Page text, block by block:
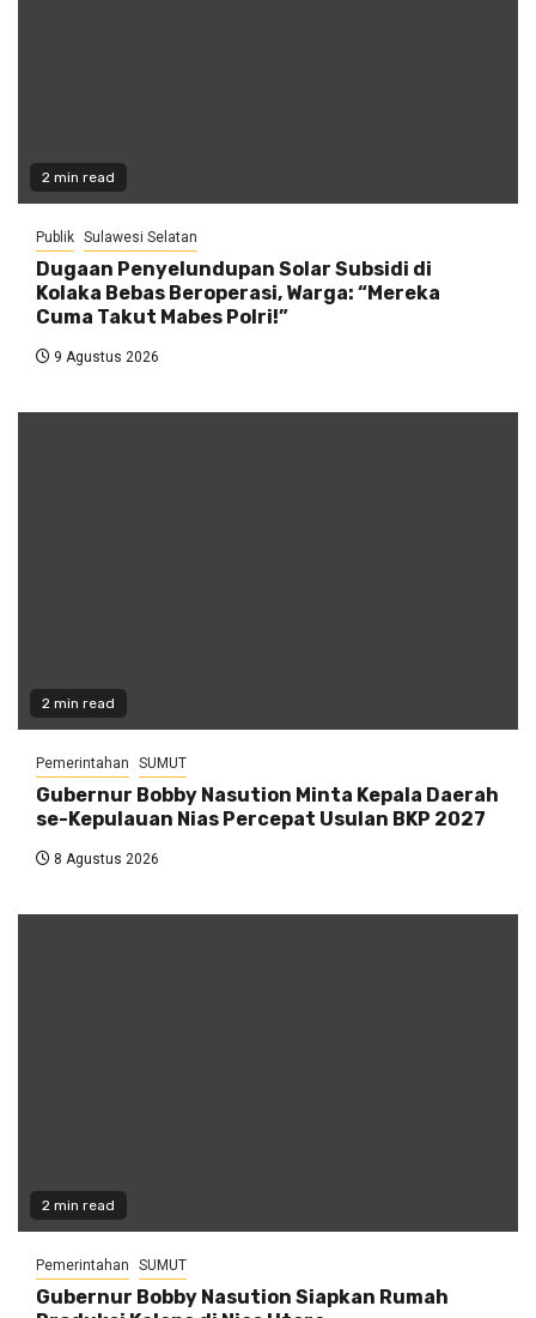
2 min read
Publik Sulawesi Selatan
Dugaan Penyelundupan Solar Subsidi di
Kolaka Bebas Beroperasi, Warga: “Mereka
Cuma Takut Mabes Polri!”
9 Agustus 2026
2 min read
Pemerintahan SUMUT
Gubernur Bobby Nasution Minta Kepala Daerah
se-Kepulauan Nias Percepat Usulan BKP 2027
8 Agustus 2026
2 min read
Pemerintahan SUMUT
Gubernur Bobby Nasution Siapkan Rumah